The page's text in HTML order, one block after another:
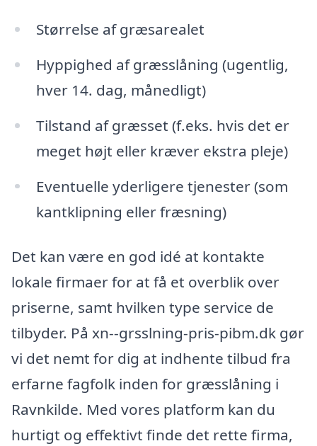
Størrelse af græsarealet
Hyppighed af græsslåning (ugentlig,
hver 14. dag, månedligt)
Tilstand af græsset (f.eks. hvis det er
meget højt eller kræver ekstra pleje)
Eventuelle yderligere tjenester (som
kantklipning eller fræsning)
Det kan være en god idé at kontakte
lokale firmaer for at få et overblik over
priserne, samt hvilken type service de
tilbyder. På xn--grsslning-pris-pibm.dk gør
vi det nemt for dig at indhente tilbud fra
erfarne fagfolk inden for græsslåning i
Ravnkilde. Med vores platform kan du
hurtigt og effektivt finde det rette firma,